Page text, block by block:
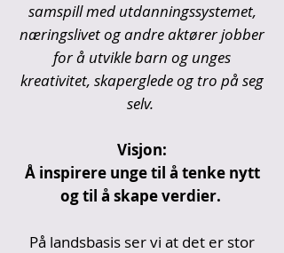
samspill med utdanningssystemet,
næringslivet og andre aktører jobber
for å utvikle barn og unges
kreativitet, skaperglede og tro på seg
selv.
Visjon:
Å inspirere unge til å tenke nytt
og til å skape verdier.
På landsbasis ser vi at det er stor